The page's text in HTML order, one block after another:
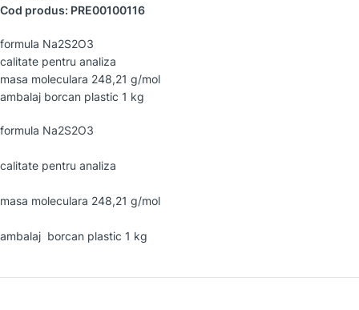
Cod produs: PRE00100116
formula Na2S2O3
calitate pentru analiza
masa moleculara 248,21 g/mol
ambalaj borcan plastic 1 kg
formula Na2S2O3
calitate pentru analiza
masa moleculara 248,21 g/mol
ambalaj borcan plastic 1 kg